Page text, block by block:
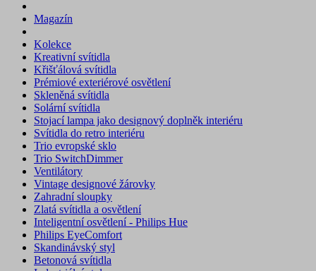
Magazín
Kolekce
Kreativní svítidla
Křišťálová svítidla
Prémiové exteriérové osvětlení
Skleněná svítidla
Solární svítidla
Stojací lampa jako designový doplněk interiéru
Svítidla do retro interiéru
Trio evropské sklo
Trio SwitchDimmer
Ventilátory
Vintage designové žárovky
Zahradní sloupky
Zlatá svítidla a osvětlení
Inteligentní osvětlení - Philips Hue
Philips EyeComfort
Skandinávský styl
Betonová svítidla